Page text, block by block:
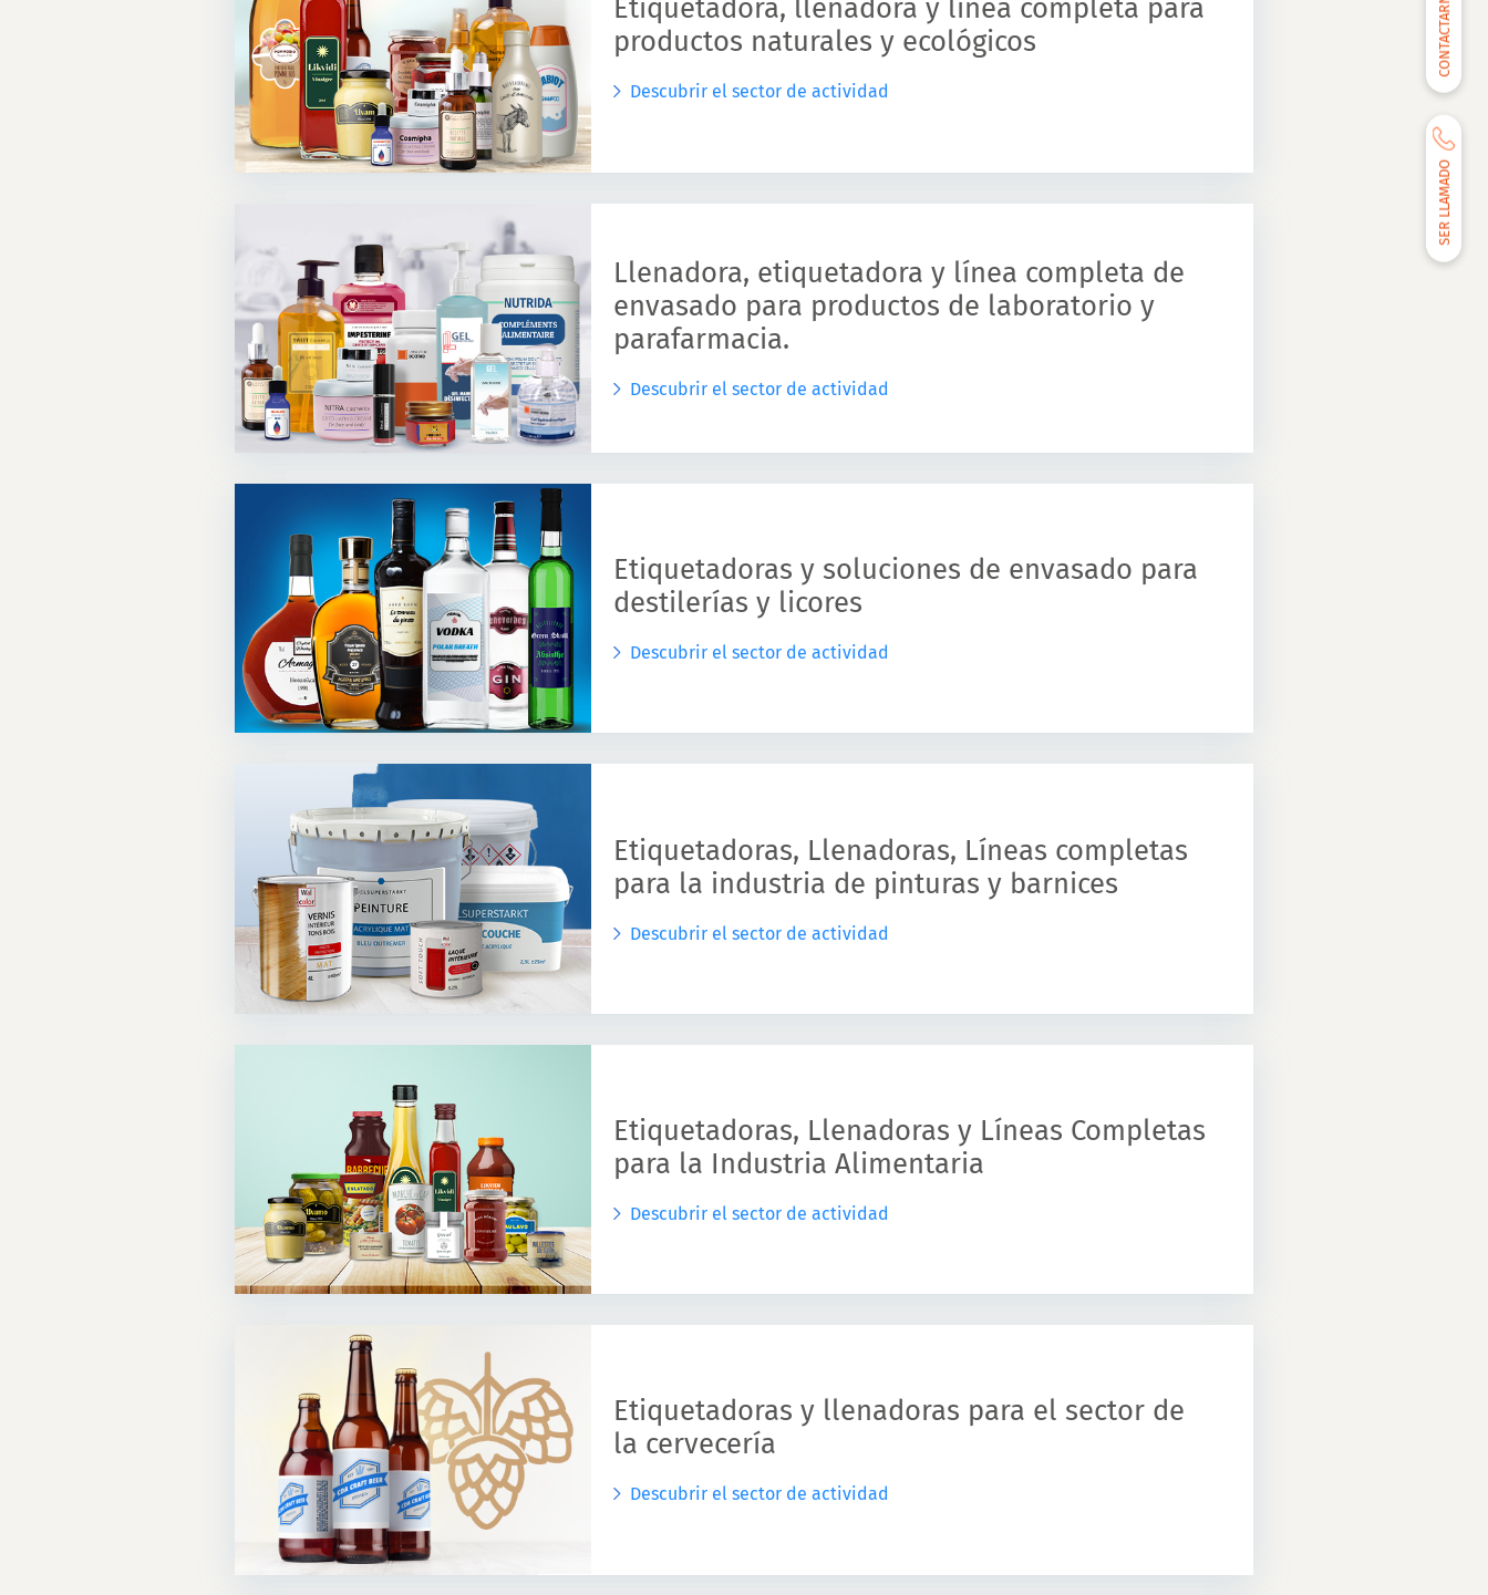
CONTACTARNOS
SER LLAMADO
Etiquetadora, llenadora y línea completa para
productos naturales y ecológicos
Descubrir el sector de actividad
Llenadora, etiquetadora y línea completa de
envasado para productos de laboratorio y
parafarmacia.
Descubrir el sector de actividad
Etiquetadoras y soluciones de envasado para
destilerías y licores
Descubrir el sector de actividad
Etiquetadoras, Llenadoras, Líneas completas
para la industria de pinturas y barnices
Descubrir el sector de actividad
Etiquetadoras, Llenadoras y Líneas Completas
para la Industria Alimentaria
Descubrir el sector de actividad
Etiquetadoras y llenadoras para el sector de
la cervecería
Descubrir el sector de actividad